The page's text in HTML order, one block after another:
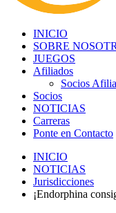
INICIO
SOBRE
JUEGOS
Afiliados
Socios
Socios
NOTICIAS
Carreras
Ponte en Contacto
INICIO
NOTICIAS
Jurisdicciones
¡Endorphina